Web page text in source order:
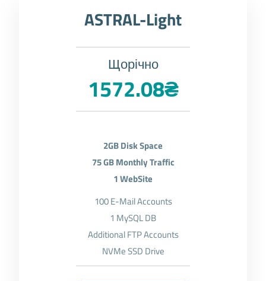
ASTRAL-Light
Щорічно
1572.08₴
2GB Disk Space
75 GB Monthly Traffic
1 WebSite
100 E-Mail Accounts
1 MySQL DB
Additional FTP Accounts
NVMe SSD Drive